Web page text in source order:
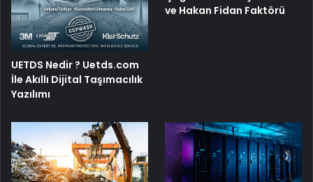
UETDS Nedir ? Uetds.com
İle Akıllı Dijital Taşımacılık
Yazılımı
ve Hakan Fidan Faktörü